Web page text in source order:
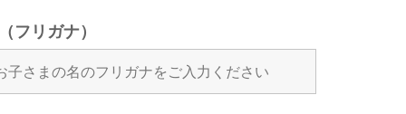
フリガナ）